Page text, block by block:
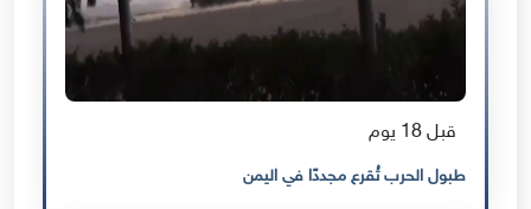
قبل 18 يوم
طبول الحرب تُقرع مجددًا في اليمن